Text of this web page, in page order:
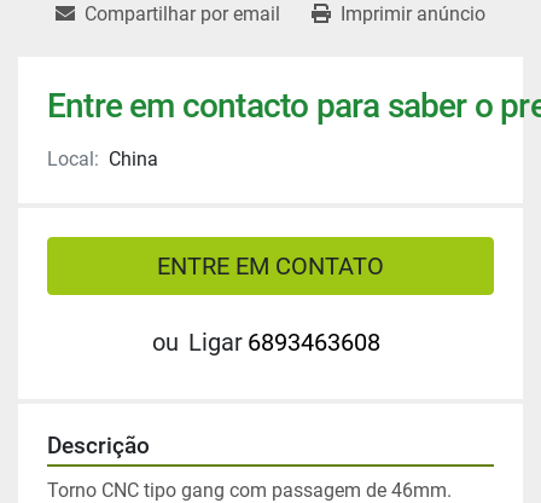
Compartilhar por email Imprimir anúncio
Entre em contacto para saber o
Local: China
ENTRE EM CONTATO
ou Ligar 6893463608
Descrição
Torno CNC tipo gang com passagem de 46mm.